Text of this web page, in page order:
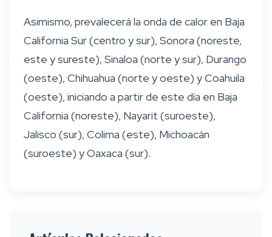
Asimismo, prevalecerá la onda de calor en Baja
California Sur (centro y sur), Sonora (noreste,
este y sureste), Sinaloa (norte y sur), Durango
(oeste), Chihuahua (norte y oeste) y Coahuila
(oeste), iniciando a partir de este día en Baja
California (noreste), Nayarit (suroeste),
Jalisco (sur), Colima (este), Michoacán
(suroeste) y Oaxaca (sur).